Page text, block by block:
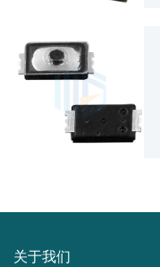
关于我们